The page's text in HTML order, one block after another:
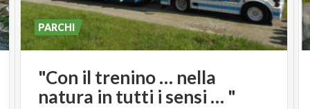
"Con il trenino… nella
natura in tutti i sensi … "
PARCHI